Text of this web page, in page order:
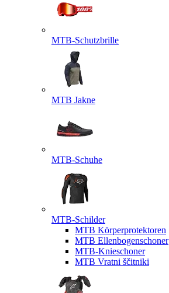
MTB-Schutzbrille
MTB Jakne
MTB-Schuhe
MTB-Schilder
MTB Körperprotektoren
MTB Ellenbogenschoner
MTB-Knieschoner
MTB Vratni ščitniki